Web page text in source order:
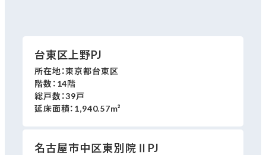
台東区上野PJ
所在地：東京都台東区
階数： 14階
総戸数：39戸
延床面積： 1,940.57m²
名古屋市中区東別院ⅡPJ